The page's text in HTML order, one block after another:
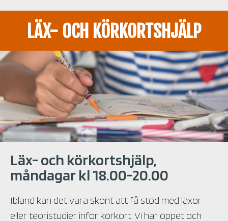
LÄX- OCH KÖRKORTSHJÄLP
Läx- och körkortshjälp,
måndagar kl 18.00-20.00
Ibland kan det vara skönt att få stöd med läxor
eller teoristudier inför körkort. Vi har öppet och